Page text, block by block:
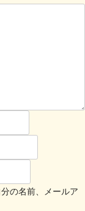
の名前、メールア